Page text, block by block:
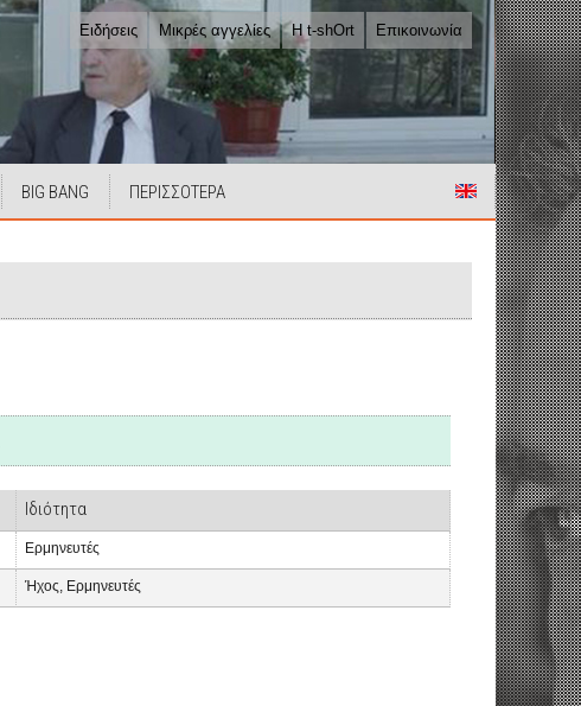
Ειδήσεις Μικρές αγγελίες Η t-shOrt Επικοινωνία
BIG BANG ΠΕΡΙΣΣΟΤΕΡΑ
Ιδιότητα
Ερμηνευτές
Ήχος, Ερμηνευτές